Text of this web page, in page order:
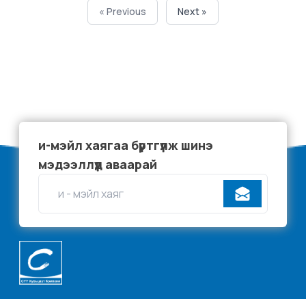
« Previous Next »
и-мэйл хаягаа бүртгүүлж шинэ
мэдээллүүд аваарай